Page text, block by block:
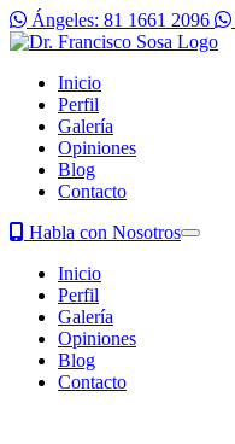
Ángeles: 81 1661 2096
Inicio
Perfil
Galería
Opiniones
Blog
Contacto
Habla con Nosotros
Inicio
Perfil
Galería
Opiniones
Blog
Contacto